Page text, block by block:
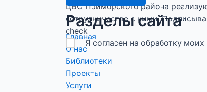
ЦБС Приморского района
сотрудничестве с ними.
check
Я согласен на обработку
Разделы сайта
Главная
О нас
Библиотеки
Проекты
Услуги